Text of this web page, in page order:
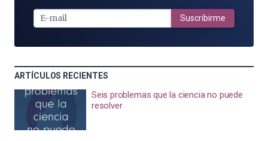
MAIL
Suscribirme
ARTÍCULOS RECIENTES
Seis problemas que la ciencia no puede
resolver